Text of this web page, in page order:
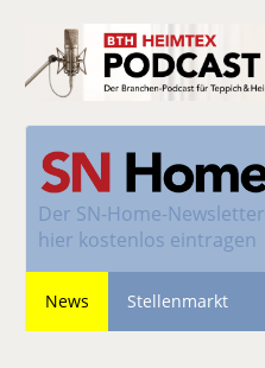
Der SN-Home-Newsletter
hier kostenlos eintragen
News Stellenmarkt